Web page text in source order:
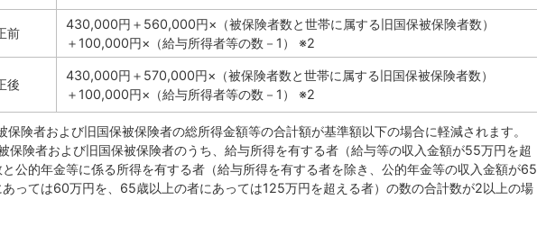
前
430,000円＋560,000円×（被保険者数と世帯に属する旧国保被保険者数）
＋100,000円×（給与所得者等の数－1） ※2
後
430,000円＋570,000円×（被保険者数と世帯に属する旧国保被保険者数）
＋100,000円×（給与所得者等の数－1） ※2
保険者および旧国保被保険者の総所得金額等の合計額が基準額以下の場合に軽減されます。
保険者および旧国保被保険者のうち、給与所得を有する者（給与等の収入金額が55万円を超
と公的年金等に係る所得を有する者（給与所得を有する者を除き、公的年金等の収入金額が65
あっては60万円を、65歳以上の者にあっては125万円を超える者）の数の合計数が2以上の場